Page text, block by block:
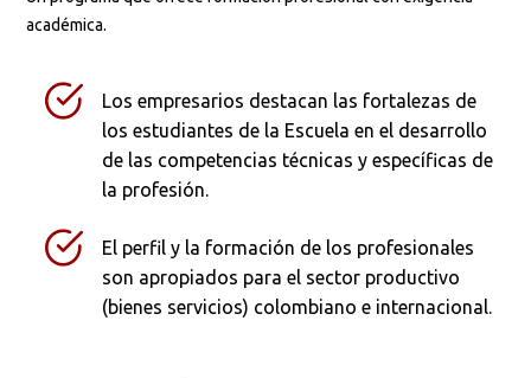
académica.
Los empresarios destacan las fortalezas de
los estudiantes de la Escuela en el desarrollo
de las competencias técnicas y específicas de
la profesión.
El perfil y la formación de los profesionales
son apropiados para el sector productivo
(bienes servicios) colombiano e internacional.
Busca en la escuela
¿Qué buscas?